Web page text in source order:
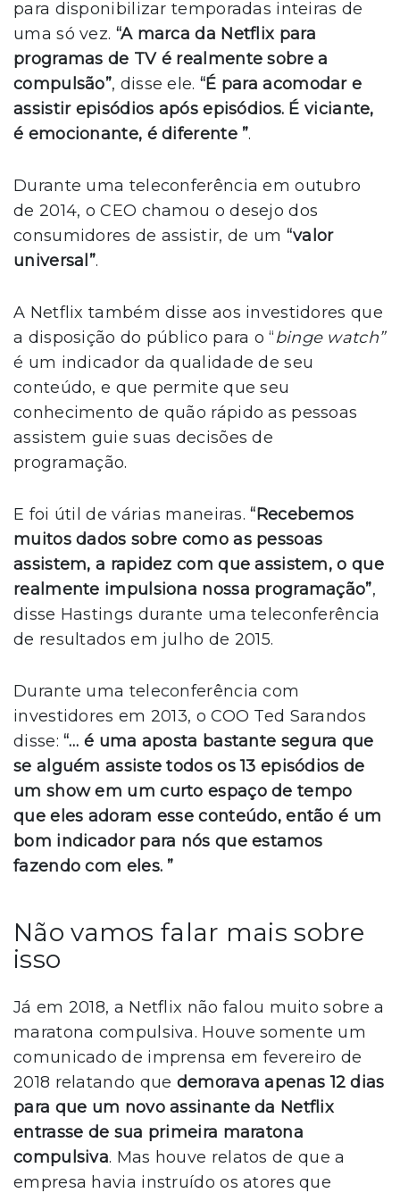
para disponibilizar temporadas inteiras de
uma só vez. “A marca da Netflix para
programas de TV é realmente sobre a
compulsão”, disse ele. “É para acomodar e
assistir episódios após episódios. É viciante,
é emocionante, é diferente ”.
Durante uma teleconferência em outubro
de 2014, o CEO chamou o desejo dos
consumidores de assistir, de um “valor
universal”.
A Netflix também disse aos investidores que
a disposição do público para o “binge watch”
é um indicador da qualidade de seu
conteúdo, e que permite que seu
conhecimento de quão rápido as pessoas
assistem guie suas decisões de
programação.
E foi útil de várias maneiras.“Recebemos
muitos dados sobre como as pessoas
assistem, a rapidez com que assistem, o que
realmente impulsiona nossa programação”,
disse Hastings durante uma teleconferência
de resultados em julho de 2015.
Durante uma teleconferência com
investidores em 2013, o COO Ted Sarandos
disse:“… é uma aposta bastante segura que
se alguém assiste todos os 13 episódios de
um show em um curto espaço de tempo
que eles adoram esse conteúdo, então é um
bom indicador para nós que estamos
fazendo com eles. ”
Não vamos falar mais sobre
isso
Já em 2018, a Netflix não falou muito sobre a
maratona compulsiva. Houve somente um
comunicado de imprensa em fevereiro de
2018 relatando que demorava apenas 12 dias
para que um novo assinante da Netflix
entrasse de sua primeira maratona
compulsiva. Mas houve relatos de que a
empresa havia instruído os atores que